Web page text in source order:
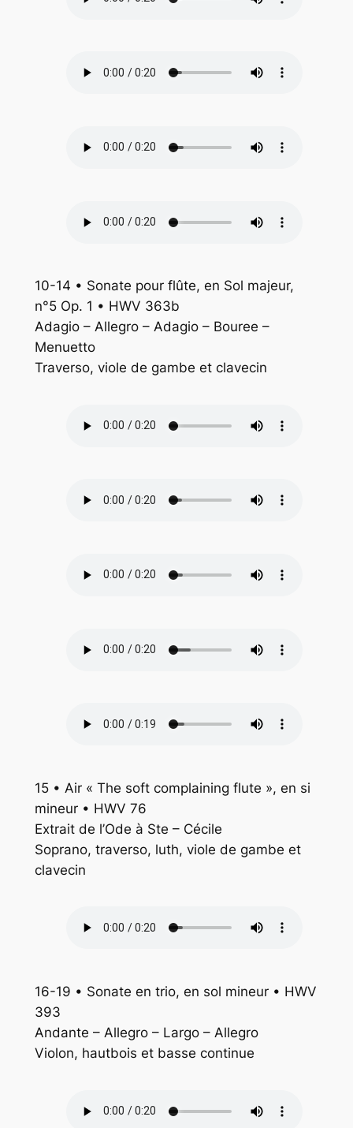
10-14 • Sonate pour flûte, en Sol majeur,
n°5 Op. 1 • HWV 363b
Adagio – Allegro – Adagio – Bouree –
Menuetto
Traverso, viole de gambe et clavecin
15 • Air « The soft complaining flute », en si
mineur • HWV 76
Extrait de l’Ode à Ste – Cécile
Soprano, traverso, luth, viole de gambe et
clavecin
16-19 • Sonate en trio, en sol mineur • HWV
393
Andante – Allegro – Largo – Allegro
Violon, hautbois et basse continue